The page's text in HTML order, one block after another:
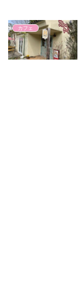
カフェ